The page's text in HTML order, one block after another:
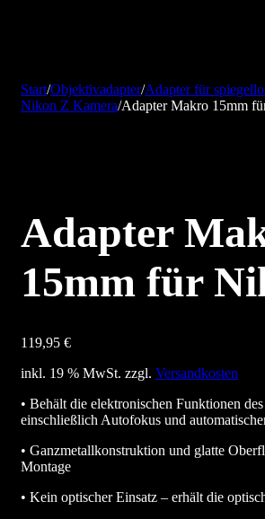
Start/Objektivadapter/Adapter für
Nikon Z Kamera/Adapter Makro 15mm
Adapter
15mm für
119,95 €
inkl. 19 % MwSt. zzgl. Versandkosten
• Behält die elektronischen Funktionen
einschließlich Autofokus und
• Ganzmetallkonstruktion und glatte
Montage
• Kein optischer Einsatz – erhält die